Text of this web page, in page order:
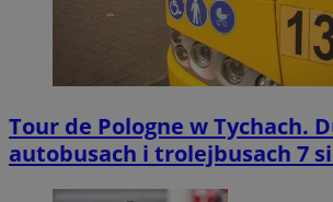
Tour de Pologne w Tychach.
autobusach i trolejbusach 7